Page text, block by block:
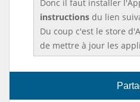
Donc il faut installer
instructions du lien
Du coup c'est le store
de mettre à jour les